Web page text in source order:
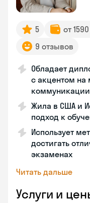
5 от
9 отзывов
Обладает
с акцентом на
коммуникации
Жила в США и
подход к
Использует
достигать
экзаменах
Читать дальше
Услуги и